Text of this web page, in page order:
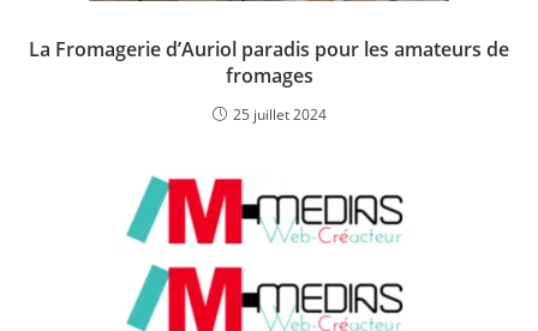
La Fromagerie d’Auriol paradis pour les amateurs de
fromages
25 juillet 2024